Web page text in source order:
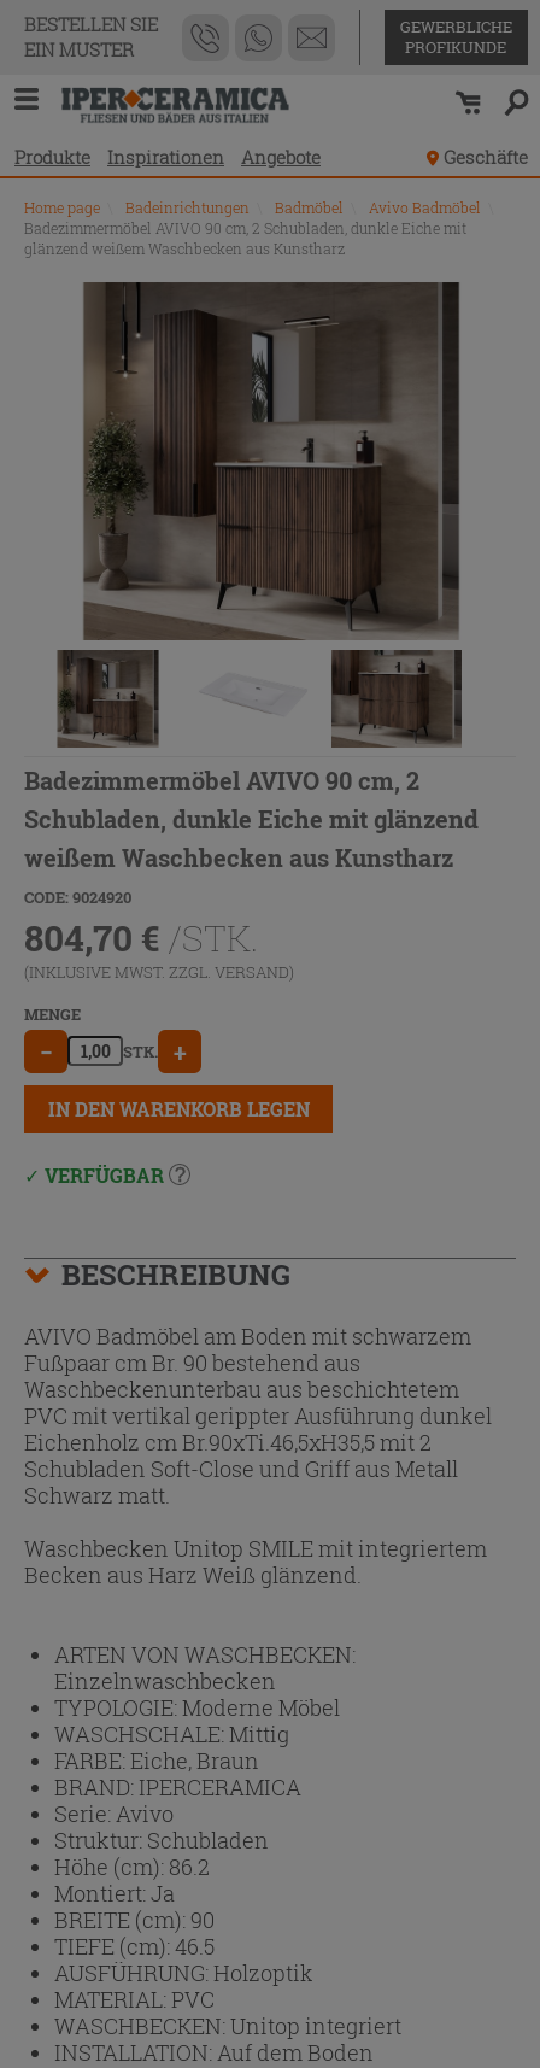
BESTELLEN SIE
EIN MUSTER
GEWERBLICHE
PROFIKUNDE
Produkte Inspirationen Angebote Geschäfte
Home page Badeinrichtungen Badmöbel Avivo Badmöbel
Badezimmermöbel AVIVO 90 cm, 2 Schubladen, dunkle Eiche mit
glänzend weißem Waschbecken aus Kunstharz
Badezimmermöbel AVIVO 90 cm, 2
Schubladen, dunkle Eiche mit glänzend
weißem Waschbecken aus Kunstharz
CODE: 9024920
804,70 € /STK.
(INKLUSIVE MWST. ZZGL. VERSAND)
MENGE
− STK. +
IN DEN WARENKORB LEGEN
VERFÜGBAR
BESCHREIBUNG
AVIVO Badmöbel am Boden mit schwarzem
Fußpaar cm Br. 90 bestehend aus
Waschbeckenunterbau aus beschichtetem
PVC mit vertikal gerippter Ausführung dunkel
Eichenholz cm Br.90xTi.46,5xH35,5 mit 2
Schubladen Soft-Close und Griff aus Metall
Schwarz matt.
Waschbecken Unitop SMILE mit integriertem
Becken aus Harz Weiß glänzend.
ARTEN VON WASCHBECKEN:
Einzelnwaschbecken
TYPOLOGIE:Moderne Möbel
WASCHSCHALE:Mittig
FARBE:Eiche, Braun
BRAND: IPERCERAMICA
Serie: Avivo
Struktur: Schubladen
Höhe (cm): 86.2
Montiert:Ja
BREITE (cm): 90
TIEFE (cm):46.5
AUSFÜHRUNG:Holzoptik
MATERIAL:PVC
WASCHBECKEN:Unitop integriert
INSTALLATION: Auf dem Boden